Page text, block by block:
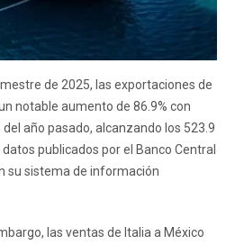
de 2025, las exportaciones de
notable aumento de 86.9% con
año pasado, alcanzando los 523.9
publicados por el Banco Central
su sistema de información
las ventas de Italia a México